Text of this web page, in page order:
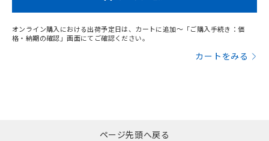
オンライン購入における出荷予定日は、カートに追加～「ご購入手続き：価
格・納期の確認」画面にてご確認ください。
カートをみる
ページ先頭へ戻る